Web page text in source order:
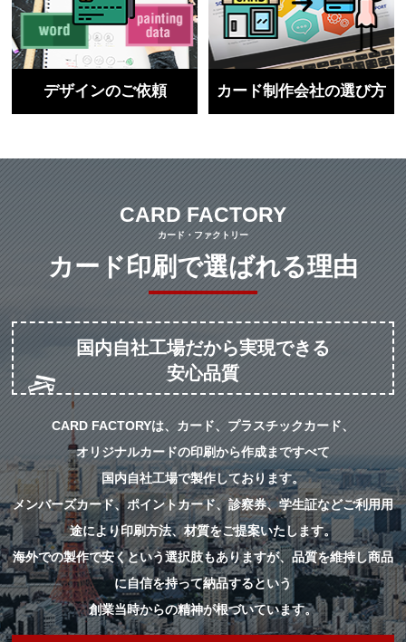
デザインのご依頼 カード制作会社の選び方
CARD FACTORY
カード・ファクトリー
カード印刷で選ばれる理由
国内自社工場だから実現できる
安心品質
CARD FACTORYは、カード、プラスチックカード、
オリジナルカードの印刷から作成まですべて
国内自社工場で製作しております。
メンバーズカード、ポイントカード、診察券、学生証などご利用用
途により印刷方法、材質をご提案いたします。
海外での製作で安くという選択肢もありますが、品質を維持し商品
に自信を持って納品するという
創業当時からの精神が根づいています。